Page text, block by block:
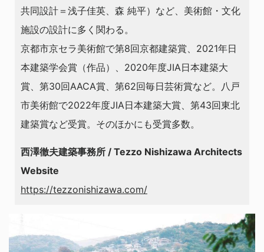
共同設計＝浅子佳英、森 純平）など、美術館・文化
施設の設計に多く関わる。
京都市京セラ美術館で第8回京都建築賞、2021年日
本建築学会賞（作品）、2020年度JIA日本建築大
賞、第30回AACA賞、第62回毎日芸術賞など。八戸
市美術館で2022年度JIA日本建築大賞、第43回東北
建築賞など受賞。そのほかにも受賞多数。
西澤徹夫建築事務所 / Tezzo Nishizawa Architects
Website
https://tezzonishizawa.com/